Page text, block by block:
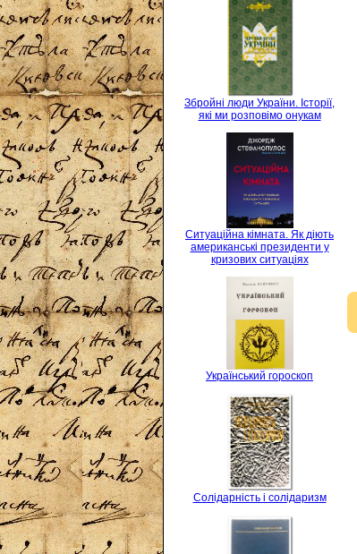
Збройні люди України. Історії,
які ми розповімо онукам
Ситуаційна кімната. Як діють
американські президенти у
кризових ситуаціях
Український гороскоп
Солідарність і солідаризм